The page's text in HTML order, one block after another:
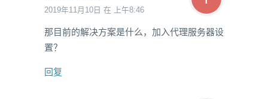
2019年11月10日 在 上午8:46
那目前的解决方案是什么，加入代理服务器设
置？
回复